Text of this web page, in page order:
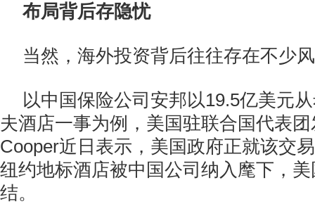
布局背后存隐忧
当然，海外投资背后往往存在不少
以中国保险公司安邦以19.5亿美元
夫酒店一事为例，美国驻联合国代表
Cooper近日表示，美国政府正就该交
纽约地标酒店被中国公司纳入麾下，
结。